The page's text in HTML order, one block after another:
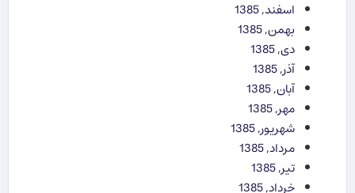
اسفند, 1385
بهمن, 1385
دی, 1385
آذر, 1385
آبان, 1385
مهر, 1385
شهریور, 1385
مرداد, 1385
تیر, 1385
خرداد, 1385